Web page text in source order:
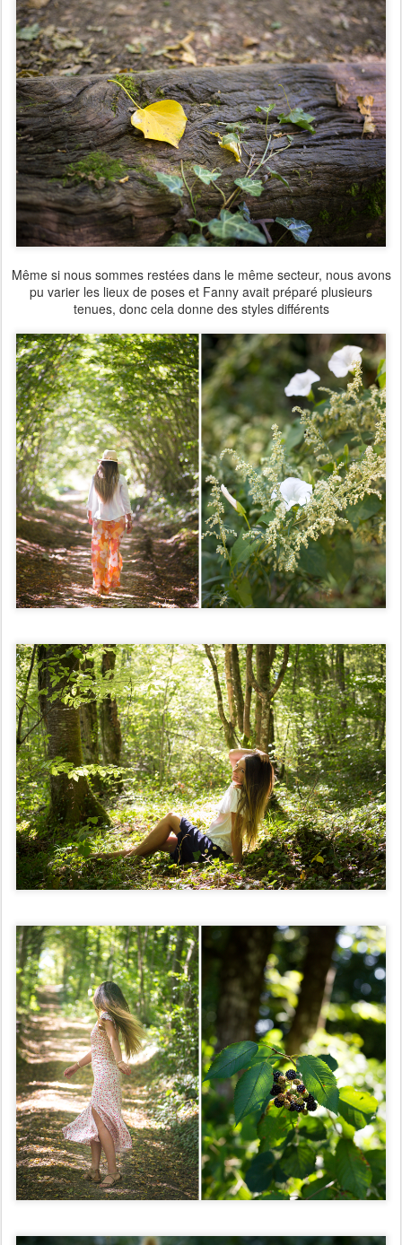
Même si nous sommes restées dans le même secteur, nous avons
pu varier les lieux de poses et Fanny avait préparé plusieurs
tenues, donc cela donne des styles différents